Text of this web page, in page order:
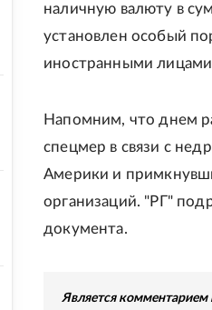
наличную валюту в
установлен особый
иностранными
Напомним, что днем
спецмер в связи с
Америки и
организаций. "РГ"
документа.
Является комментарием